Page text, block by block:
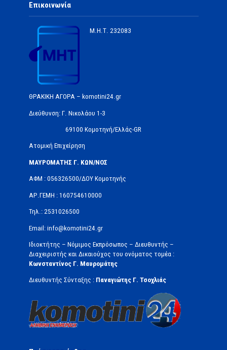
Επικοινωνία
Μ.Η.Τ. 232083
ΘΡΑΚΙΚΗ ΑΓΟΡΑ – komotini24.gr
Διεύθυνση: Γ. Νικολάου 1-3
69100 Κομοτηνή/Ελλάς-GR
Ατομική Επιχείρηση
ΜΑΥΡΟΜΑΤΗΣ Γ. ΚΩΝ/ΝΟΣ
ΑΦΜ : 056326500/ΔOΥ Κομοτηνής
ΑΡ.ΓΕΜΗ : 160754610000
Τηλ.: 2531026500
Email: info@komotini24.gr
Ιδιοκτήτης – Νόμιμος Εκπρόσωπος – Διευθυντής –
Διαχειριστής και Δικαιούχος του ονόματος τομέα :
Κωνσταντίνος Γ. Μαυρομάτης
Διευθυντής Σύνταξης : Παναγιώτης Γ. Τσοχλιάς